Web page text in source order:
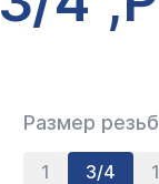
Размер
1 3/4